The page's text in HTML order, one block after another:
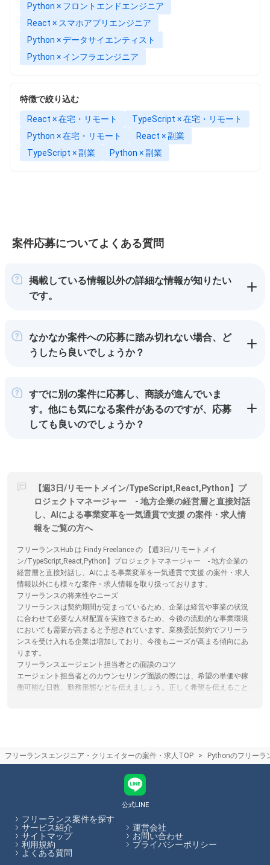
Python × フロントエンドエンジニア
React × スマホアプリエンジニア
Python × データサイエンティスト
Python × インフラエンジニア
特徴で絞り込む
React × 在宅・リモート
TypeScript × 在宅・リモート
Python × 在宅・リモート
React × 副業
TypeScript × 副業
Python × 副業
案件応募についてよくある質問
掲載している情報以外の詳細な情報が知りたい
です。
なかなか案件への応募に踏み切れない場合、ど
うしたら良いでしょうか？
すでに別の案件に応募し、商談が進んでいま
す。他にも気になる案件があるのですが、応募
しても良いのでしょうか？
【週3日/リモートメイン/TypeScript,React,Python】プ
ロジェクトマネージャー - 地方企業の経営層と直接対話
し、AIによる事業変革を一気通貫で支援 の案件・求人情
報をご覧の方へ
フリーランスHub は Findy Freelance の 【週3日/リモートメイ
ン/TypeScript,React,Python】プロジェクトマネージャー - 地方企業の
経営層と直接対話し、AIによる事業変革を一気通貫で支援 の案件・求人
情報以外にも様々な案件・求人情報を取り扱っております。
フリーランスの将来性やニーズ
フリーランスは契約期間が定まっているため、企業は経営や事業の状況
に合わせて必要な人材配置を実施できるため、今後の流動的な事業環境
においても需要が高まると予想されています。業務委託契約でフリーラ
ンスを受け入れる企業は増加しており、今後もニーズが高まる傾向にあ
ります。
フリーランスエージェント担当者との面談のコツ
エージェント担当者とのカウンセリング面談の際には、希望の単価や稼
働可能な日数、勤務形態などを伝えましょう。正しく希望を伝えること
やクリエイターの方と、フリーランス人材を活用したい企業のマッチン
仲介手数料やエージェントで受けられるサービスは各エージェントで異
なります。フリーランスHubでは各エージェントのサービス内容の比較
をサイト内で行うことができます。
フリーランスHubはお客様のフリーランス案件探しを最大限サポートし
ていきます。
フリーランスエンジニア・クリエイターの案件・求人TOP Pythonのフリーラ
公式LINE
フリーランス案件を探す
サービス紹介
運営会社
サイトマップ
お問い合わせ
利用規約
プライバシーポリシー
よくある質問